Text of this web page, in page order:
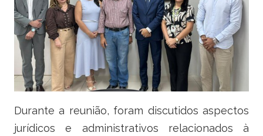
Gabinete de Segurança Institucional
Advocacia-Geral da União
Banco Central do Brasil
Durante a reunião, foram discutidos aspectos
jurídicos e administrativos relacionados à